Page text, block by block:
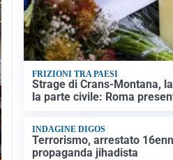
FRIZIONI TRA PAESI
Strage di Crans-Montana,
la parte civile: Roma
INDAGINE DIGOS
Terrorismo, arrestato
propaganda jihadista